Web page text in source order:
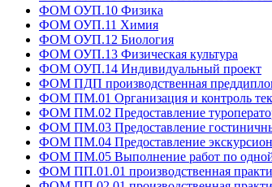
ФОМ ОУП.10 Физика
ФОМ ОУП.11 Химия
ФОМ ОУП.12 Биология
ФОМ ОУП.13 Физическая культура
ФОМ ОУП.14 Индивидуальный проект
ФОМ ПДП производственная
ФОМ ПМ.01 Организация и контроль
ФОМ ПМ.02 Предоставление
ФОМ ПМ.03 Предоставление
ФОМ ПМ.04 Предоставление
ФОМ ПМ.05 Выполнение работ по одной
ФОМ ПП.01.01 производственная